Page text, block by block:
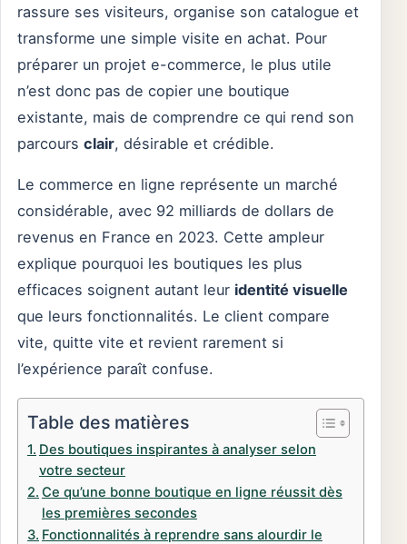
rassure ses visiteurs, organise son catalogue et
transforme une simple visite en achat. Pour
préparer un projet e-commerce, le plus utile
n’est donc pas de copier une boutique
existante, mais de comprendre ce qui rend son
parcours clair, désirable et crédible.
Le commerce en ligne représente un marché
considérable, avec 92 milliards de dollars de
revenus en France en 2023. Cette ampleur
explique pourquoi les boutiques les plus
efficaces soignent autant leur identité visuelle
que leurs fonctionnalités. Le client compare
vite, quitte vite et revient rarement si
l’expérience paraît confuse.
Table des matières
Des boutiques inspirantes à analyser selon
votre secteur
Ce qu’une bonne boutique en ligne réussit dès
les premières secondes
Fonctionnalités à reprendre sans alourdir le